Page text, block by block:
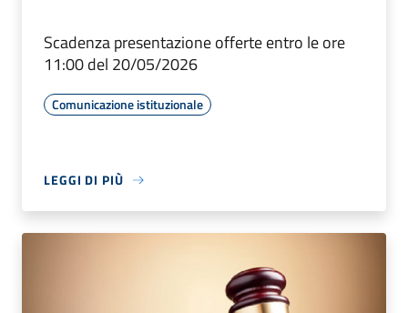
Scadenza presentazione offerte entro le ore
11:00 del 20/05/2026
Comunicazione istituzionale
LEGGI DI PIÙ